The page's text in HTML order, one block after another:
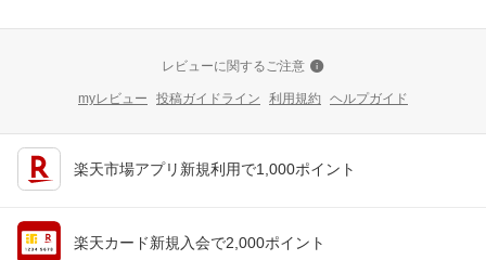
レビューに関するご注意
myレビュー 投稿ガイドライン 利用規約 ヘルプガイド
楽天市場アプリ新規利用で1,000ポイント
楽天カード新規入会で2,000ポイント